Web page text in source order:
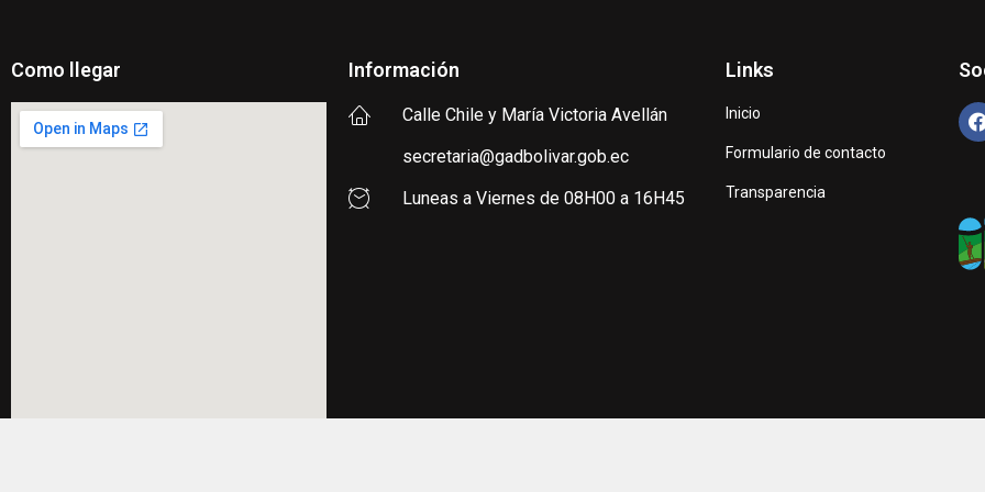
Como llegar Información
Calle Chile y María Victoria Avellán
secretaria@gadbolivar.gob.ec
Luneas a Viernes de 08H00 a 16H45
Links
Inicio
Formulario de contacto
Transparencia